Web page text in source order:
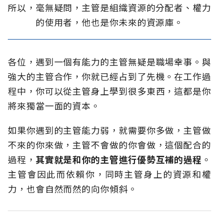
所以，毫無疑問，主管是組織資源的分配者、權力
的使用者，他也是你未來的資源庫。
各位，遇到一個有能力的主管無疑是職場幸事。與
強大的主管合作，你就已經占到了先機。在工作過
程中，你可以從主管身上學到很多東西，這都是你
將來獨當一面的資本。
如果你遇到的主管能力弱，就需要你多做，主管做
不來的你來做，主管不會做的你會做，這個配合的
過程， 其實就是和你的主管進行優勢互補的過程 。
主管會因此而依賴你，同時主管身上的資源和權
力，也會自然而然的向你傾斜。